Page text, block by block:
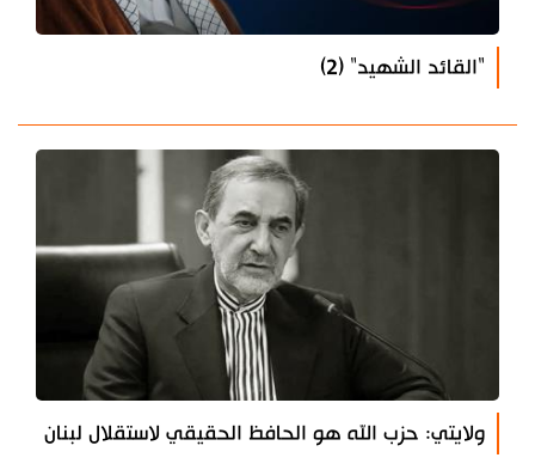
"القائد الشهيد" (2)
ولايتي: حزب الله هو الحافظ الحقيقي لاستقلال لبنان